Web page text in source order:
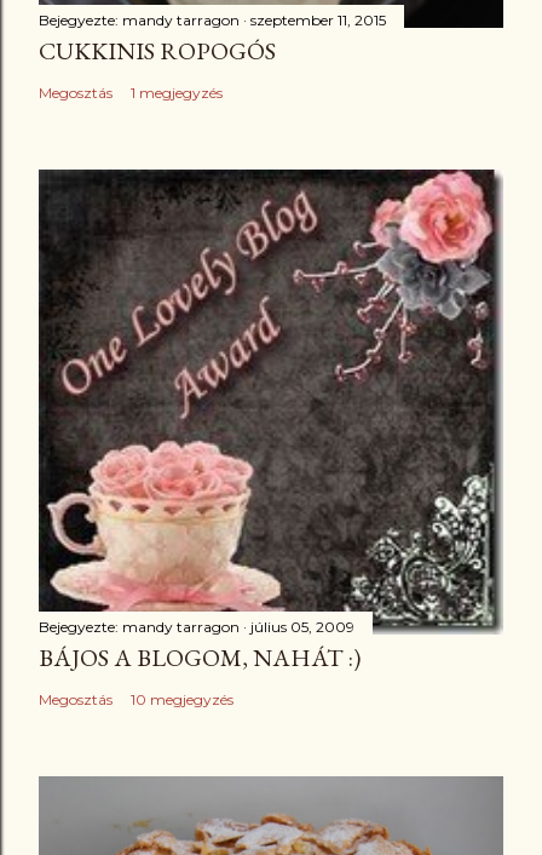
Bejegyezte: mandy tarragon szeptember 11, 2015
CUKKINIS ROPOGÓS
Megosztás 1 megjegyzés
Bejegyezte: mandy tarragon július 05, 2009
BÁJOS A BLOGOM, NAHÁT :)
Megosztás 10 megjegyzés